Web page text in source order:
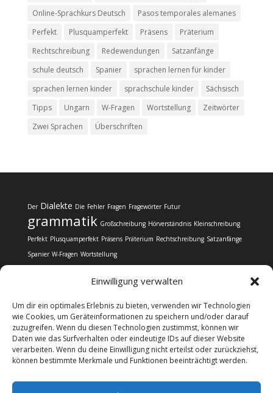
Einwilligung verwalten
Um dir ein optimales Erlebnis zu bieten, verwenden wir Technologien
wie Cookies, um Geräteinformationen zu speichern und/oder darauf
zuzugreifen. Wenn du diesen Technologien zustimmst, können wir
Daten wie das Surfverhalten oder eindeutige IDs auf dieser Website
verarbeiten. Wenn du deine Einwilligung nicht erteilst oder zurückziehst,
können bestimmte Merkmale und Funktionen beeinträchtigt werden.
Online-Sprachkurs Deutsch
Pasos temporales alemanes
Perfekt
Plusquamperfekt Präsens
Präterium
Rechtschreibung
Redewendungen
Satzanfänge
schule deutsch
Spanier
sprachen lernen für kinder
sprachen lernen kinder
sprachschule kinder
Sächsisch
Tipps
Ungarn W-Fragen Wortstellung
Zeitwörter
Zwei Sprachen
Überschriften
Der Dialekte Die Fehler Fragen Fragewörter Futur
grammatik Großschreibung Hörverständnis Kleinschreibung
Perfekt Plusquamperfekt Präsens Präterium Rechtschreibung Satzanfänge
Spanier W-Fragen Wortstellung
Kontakt Impressum
Datenschutz
Cookie-Richtlinie (EU)
@copyright Web24 Consulting AVO | 2024-2026 * Wir